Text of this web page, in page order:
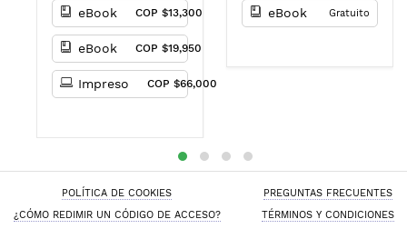
Antonio Moreno
Monsalve : Henry
Mauricio Diez-Silva
eBook COP $13,300
eBook COP $19,950
Impreso COP $66,000
Gómez Pachón :
Robert Arturo Jaime
Nicolás Mantilla
eBook Gratuito
POLÍTICA DE COOKIES
PREGUNTAS FRECUENTES
¿CÓMO REDIMIR UN CÓDIGO DE ACCESO?
TÉRMINOS Y CONDICIONES